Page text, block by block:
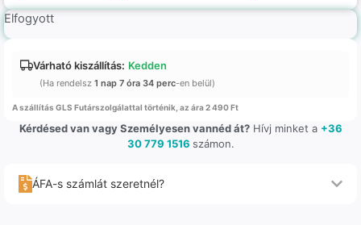
Elfogyott
Várható kiszállítás: Kedden
(Ha rendelsz 1 nap 7 óra 34 perc-en belül)
A szállítás GLS Futárszolgálattal történik, az ára 2 490 Ft
Kérdésed van vagy Személyesen vannéd át?Hívj minket a +36
30 779 1516 számon.
ÁFA-s számlát szeretnél?